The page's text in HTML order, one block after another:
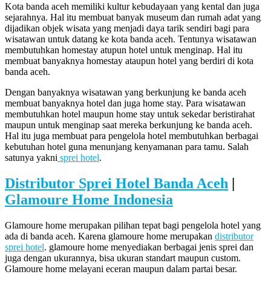
Kota banda aceh memiliki kultur kebudayaan yang kental dan juga
sejarahnya. Hal itu membuat banyak museum dan rumah adat yang
dijadikan objek wisata yang menjadi daya tarik sendiri bagi para
wisatawan untuk datang ke kota banda aceh. Tentunya wisatawan
membutuhkan homestay atupun hotel untuk menginap. Hal itu
membuat banyaknya homestay ataupun hotel yang berdiri di kota
banda aceh.
Dengan banyaknya wisatawan yang berkunjung ke banda aceh
membuat banyaknya hotel dan juga home stay. Para wisatawan
membutuhkan hotel maupun home stay untuk sekedar beristirahat
maupun untuk menginap saat mereka berkunjung ke banda aceh.
Hal itu juga membuat para pengelola hotel membutuhkan berbagai
kebutuhan hotel guna menunjang kenyamanan para tamu. Salah
satunya yakni sprei hotel.
Distributor Sprei Hotel Banda Aceh |
Glamoure Home Indonesia
Glamoure home merupakan pilihan tepat bagi pengelola hotel yang
ada di banda aceh. Karena glamoure home merupakan distributor
sprei hotel. glamoure home menyediakan berbagai jenis sprei dan
juga dengan ukurannya, bisa ukuran standart maupun custom.
Glamoure home melayani eceran maupun dalam partai besar.